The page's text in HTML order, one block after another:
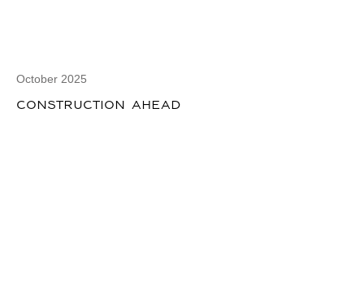
October 2025
CONSTRUCTION AHEAD